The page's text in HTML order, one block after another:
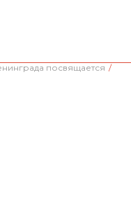
посвящается /